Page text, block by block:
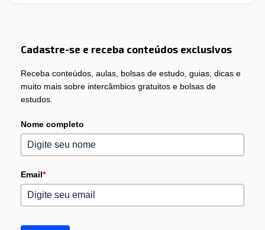
Cadastre-se e receba conteúdos exclusivos
Receba conteúdos, aulas, bolsas de estudo, guias, dicas e
muito mais sobre intercâmbios gratuitos e bolsas de
estudos.
Nome completo
Email*